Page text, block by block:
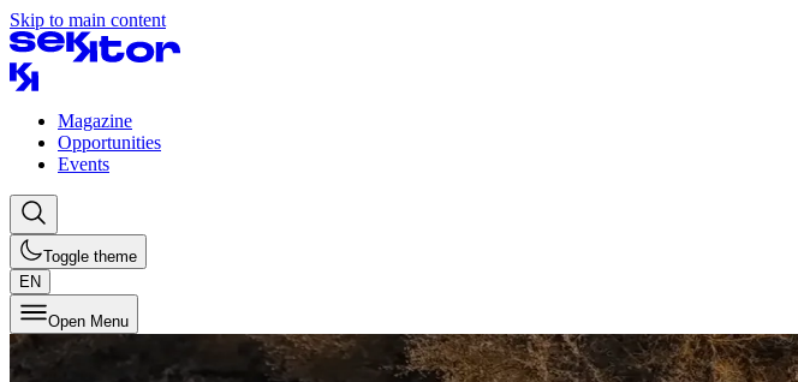
Skip to main content
Magazine
Opportunities
Events
Toggle theme
EN
Open Menu